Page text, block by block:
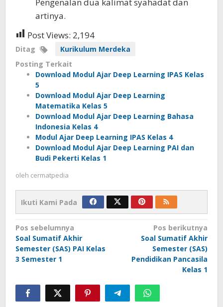
artinya.
Post Views: 2,194
Ditag
Kurikulum Merdeka
Posting Terkait
Download Modul Ajar Deep Learning IPAS Kelas
5
Download Modul Ajar Deep Learning
Matematika Kelas 5
Download Modul Ajar Deep Learning Bahasa
Indonesia Kelas 4
Modul Ajar Deep Learning IPAS Kelas 4
Download Modul Ajar Deep Learning PAI dan
Budi Pekerti Kelas 1
oleh cermatpedia
Ikuti Kami Pada
Navigasi
pos
Pos sebelumnya
Soal Sumatif Akhir
Semester (SAS) PAI Kelas
3 Semester 1
Pos berikutnya
Soal Sumatif Akhir
Semester (SAS)
Pendidikan Pancasila
Kelas 1